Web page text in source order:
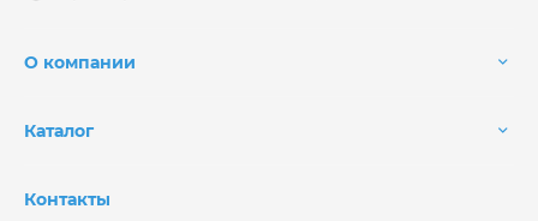
О компании
Каталог
Контакты